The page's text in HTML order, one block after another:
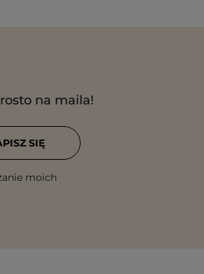
na maila!
moich
SIĘ